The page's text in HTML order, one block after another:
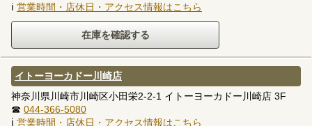
ℹ 営業時間・店休日・アクセス情報はこちら
イトーヨーカドー川崎店
神奈川県川崎市川崎区小田栄2-2-1 イトーヨーカドー川崎店 3F
☎ 044-366-5080
ℹ 営業時間・店休日・アクセス情報はこちら